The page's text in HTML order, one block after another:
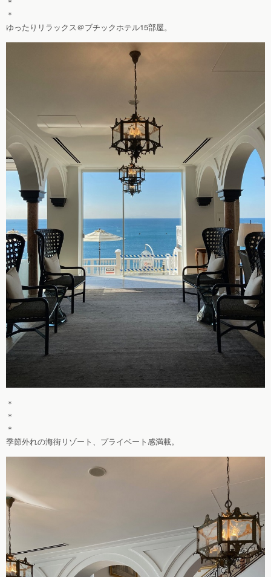
＊
ゆったりリラックス＠ブチックホテル15部屋。
＊
＊
＊
季節外れの海街リゾート、プライベート感満載。